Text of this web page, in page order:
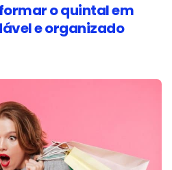
o quintal em
e organizado